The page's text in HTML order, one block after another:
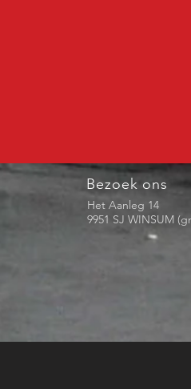
Bezoek ons
Het Aanleg 14
9951 SJ WINSUM